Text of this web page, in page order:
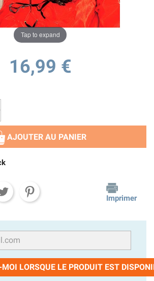
Tap to expand
16,99 €
AJOUTER AU PANIER
Imprimer
MOI LORSQUE LE PRODUIT EST